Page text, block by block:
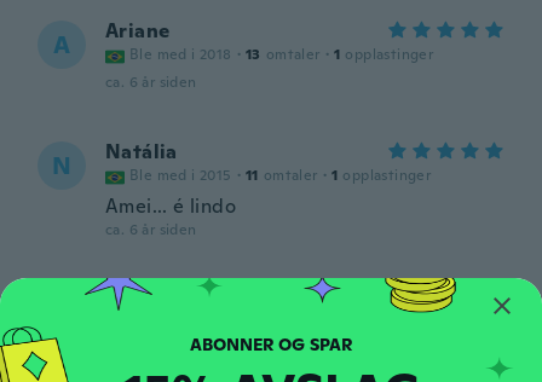
A Ariane
Ble med i 2018 · 13 omtaler · 1 opplastinger
ca. 6 år siden
N Natália
Ble med i 2015 · 11 omtaler · 1 opplastinger
Amei... é lindo
ca. 6 år siden
Brittany
ca. 6 år siden